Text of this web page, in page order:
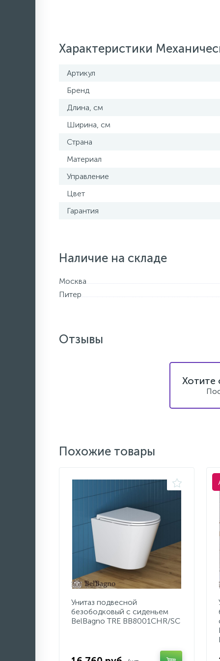
Характеристики
Артикул
Бренд
Длина, см
Ширина, см
Страна
Материал
Управление
Цвет
Гарантия
Наличие на складе
Москва
Питер
Отзывы
Хотите
Похожие товары
Унитаз подвесной
безободковый с сиденьем
BelBagno TRE BB8001CHR/SC